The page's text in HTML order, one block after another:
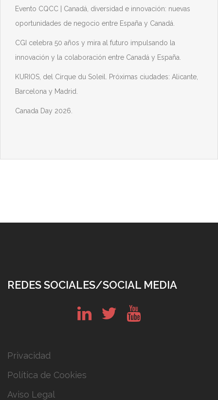
Evento CQCC | Canadá, diversidad e innovación: nuevas
oportunidades de negocio entre España y Canadá.
CGI celebra 50 años y mira al futuro impulsando la
innovación y la colaboración entre Canadá y España.
KURIOS, del Cirque du Soleil. Próximas ciudades: Alicante,
Barcelona y Madrid.
Canada Day 2026.
REDES SOCIALES/SOCIAL MEDIA
Privacidad
Política de Cookies
Aviso Legal